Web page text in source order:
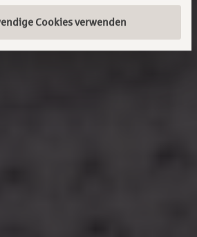
Cookies verwenden